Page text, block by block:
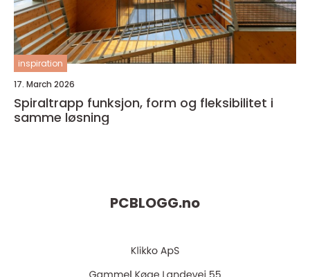
inspiration
17. March 2026
Spiraltrapp funksjon, form og fleksibilitet i
samme løsning
PCBLOGG.no